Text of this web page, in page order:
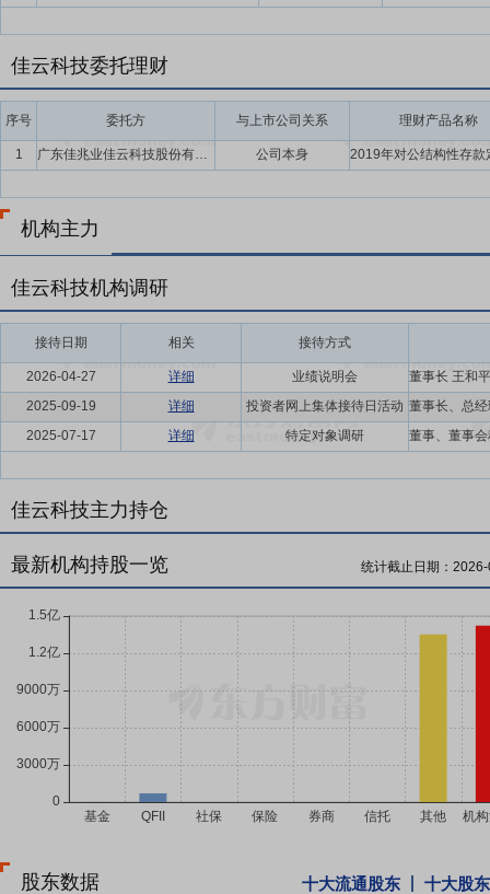
佳云科技委托理财
序号 委托方 与上市公司关系 理财产品名称
1 广东佳兆业佳云科技股份有限公司 公司本身
机构主力
佳云科技机构调研
接待日期 相关 接待方式
2026-04-27 详细
业绩说明会
2025-09-19
详细
投资者网上集体接待日活动
2025-07-17
详细 特定对象调研
佳云科技主力持仓
最新机构持股一览 统计截止日期：
股东数据 十大流通股东 十大股东